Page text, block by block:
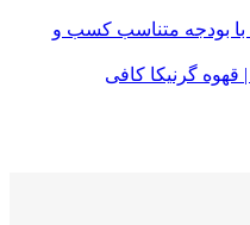
با بودجه متناسب کسب و
قهوه گرنیکا کافی